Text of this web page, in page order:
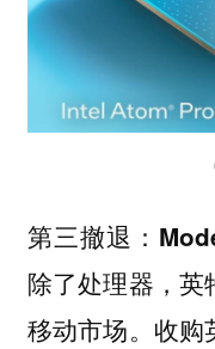
第三撤退：
除了处理器，英
移动市场。收购